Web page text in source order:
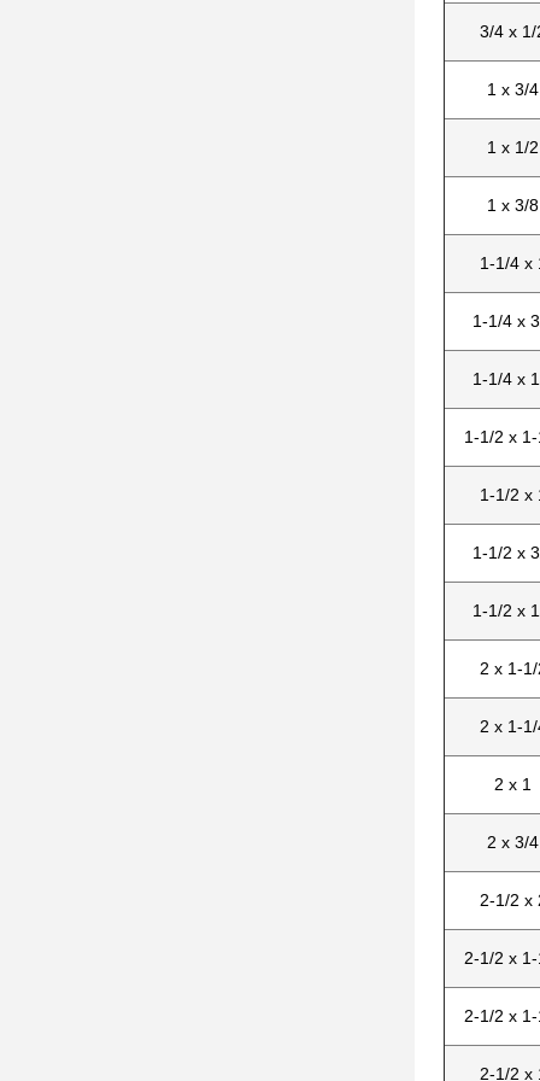
3/4 x 1/
1 x 3/4
1 x 1/2
1 x 3/8
1-1/4 x
1-1/4 x
1-1/4 x
1-1/2 x
1-1/2 x
1-1/2 x
1-1/2 x
2 x 1-1/
2 x 1-
2 x 1
2 x 3/4
2-1/2 x
2-1/2 x
2-1/2 x
2-1/2 x